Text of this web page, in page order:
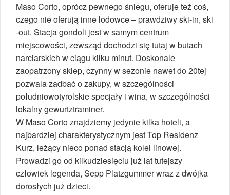
Maso Corto, oprócz pewnego śniegu, oferuje też coś,
czego nie oferują inne lodowce – prawdziwy ski-in, ski
-out. Stacja gondoli jest w samym centrum
miejscowości, zewsząd dochodzi się tutaj w butach
narciarskich w ciągu kilku minut. Doskonale
zaopatrzony sklep, czynny w sezonie nawet do 20tej
pozwala zadbać o zakupy, w szczególności
południowotyrolskie specjały i wina, w szczególności
lokalny gewurtztraminer.
W Maso Corto znajdziemy jedynie kilka hoteli, a
najbardziej charakterystycznym jest Top Residenz
Kurz, leżący nieco ponad stacją kolei linowej.
Prowadzi go od kilkudziesięciu już lat tutejszy
człowiek legenda, Sepp Platzgummer wraz z dwójka
dorosłych już dzieci.